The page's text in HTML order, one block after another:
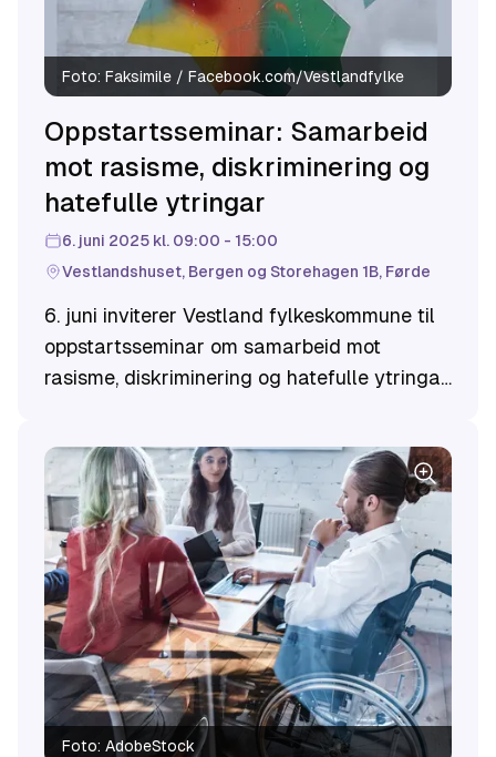
Foto: Faksimile / Facebook.com/Vestlandfylke
Oppstartsseminar: Samarbeid
mot rasisme, diskriminering og
hatefulle ytringar
6. juni 2025 kl. 09:00 - 15:00
Vestlandshuset, Bergen og Storehagen 1B, Førde
6. juni inviterer Vestland fylkeskommune til
oppstartsseminar om samarbeid mot
rasisme, diskriminering og hatefulle ytringar
bidra.
Foto: AdobeStock